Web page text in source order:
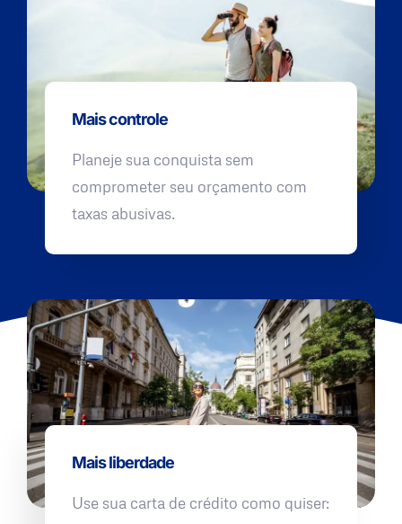
Mais controle
Planeje sua conquista sem
comprometer seu orçamento com
taxas abusivas.
Mais liberdade
Use sua carta de crédito como quiser: